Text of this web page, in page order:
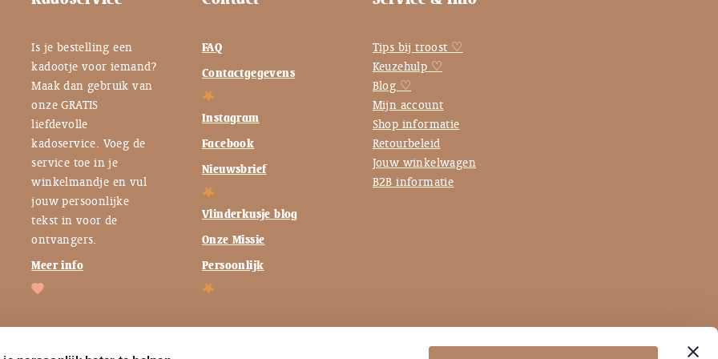
Is je bestelling een
kadootje voor iemand?
Maak dan gebruik van
onze GRATIS
liefdevolle
kadoservice. Voeg de
service toe in je
winkelmandje en vul
jouw persoonlijke
tekst in voor de
ontvangers.
Meer info
FAQ
Contactgegevens
Instagram
Facebook
Nieuwsbrief
Vlinderkusje blog
Onze Missie
Persoonlijk
Tips bij troost ♡
Keuzehulp ♡
Blog ♡
Mijn account
Shop informatie
Retourbeleid
Jouw winkelwagen
B2B informatie